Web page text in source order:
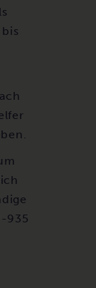
935